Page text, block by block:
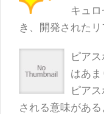
キュ
き、開発された
ピア
はあ
ピア
される意味がある